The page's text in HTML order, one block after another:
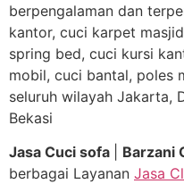
berpengalaman dan
kantor, cuci karpet
spring bed, cuci kursi
mobil, cuci bantal, poles
seluruh wilayah Jakarta,
Bekasi
Jasa Cuci sofa
Barzani
berbagai Layanan Jasa